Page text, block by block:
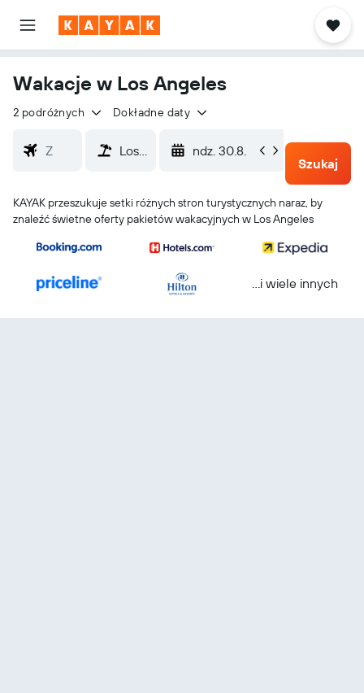
Wakacje w Los Angeles
2 podróżnych Dokładne daty
ndz. 30.8.
śr. 2.9.
Szukaj
KAYAK przeszukuje setki różnych stron turystycznych naraz, by
znaleźć świetne oferty pakietów wakacyjnych w Los Angeles
...i wiele innych